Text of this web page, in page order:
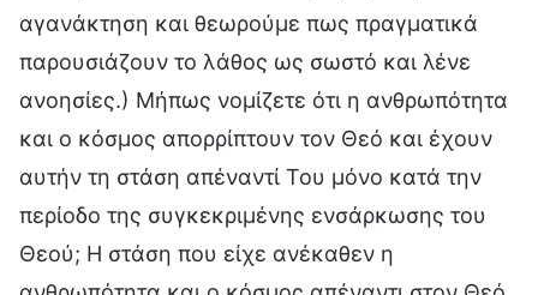
αγανάκτηση και θεωρούμε πως πραγματικά
παρουσιάζουν το λάθος ως σωστό και λένε
ανοησίες.) Μήπως νομίζετε ότι η ανθρωπότητα
και ο κόσμος απορρίπτουν τον Θεό και έχουν
αυτήν τη στάση απέναντί Του μόνο κατά την
περίοδο της συγκεκριμένης ενσάρκωσης του
Θεού; Η στάση που είχε ανέκαθεν η